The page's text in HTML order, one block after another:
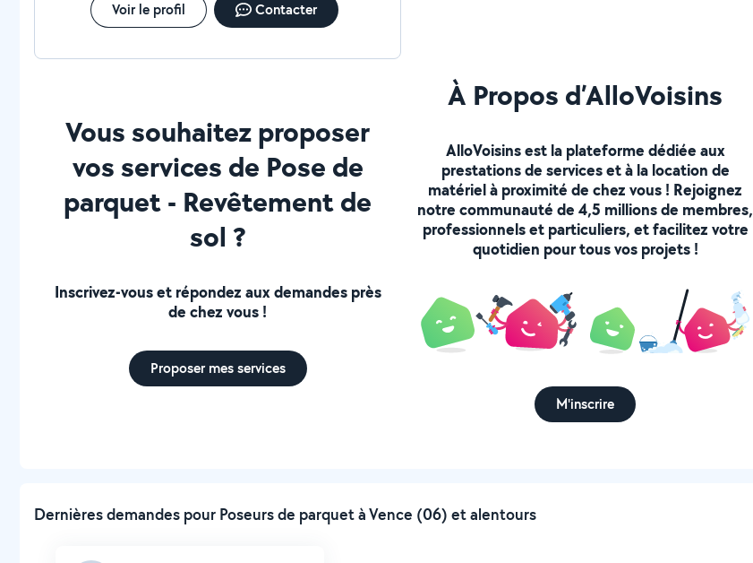
Voir le profil Contacter
Vous souhaitez proposer
vos services de Pose de
parquet - Revêtement de
sol ?
Inscrivez-vous et répondez aux demandes près
de chez vous !
Proposer mes services
À Propos d’AlloVoisins
AlloVoisins est la plateforme dédiée aux
prestations de services et à la location de
matériel à proximité de chez vous ! Rejoignez
notre communauté de 4,5 millions de membres,
professionnels et particuliers, et facilitez votre
quotidien pour tous vos projets !
M'inscrire
Dernières demandes pour Poseurs de parquet à Vence (06) et alentours